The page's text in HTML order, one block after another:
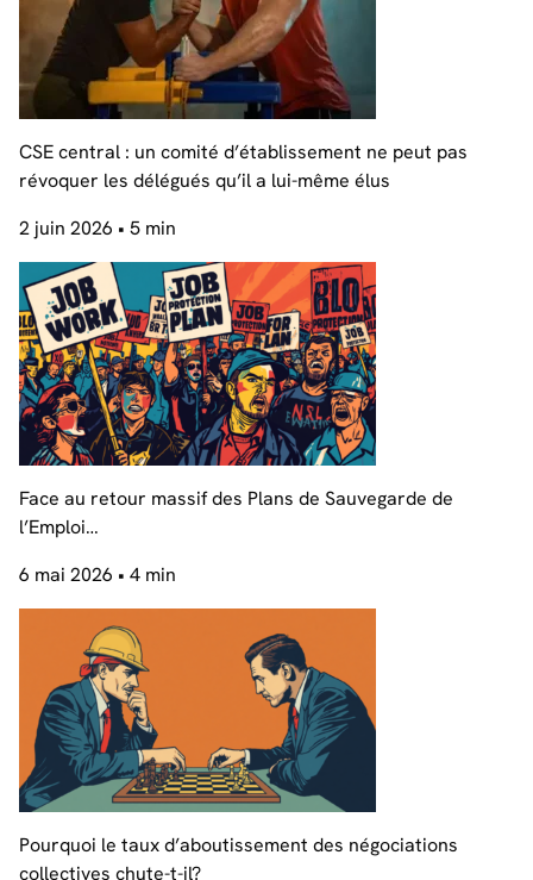
CSE central : un comité d’établissement ne peut pas
révoquer les délégués qu’il a lui-même élus
2 juin 2026 • 5 min
Face au retour massif des Plans de Sauvegarde de
l’Emploi…
6 mai 2026 • 4 min
Pourquoi le taux d’aboutissement des négociations
collectives chute-t-il?